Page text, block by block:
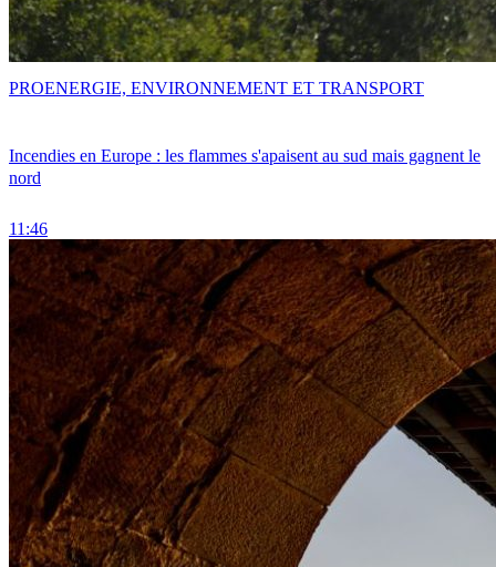
Incendies en Europe : les flammes s'apaisent au sud mais gagnent le
nord
11:46
PROENERGIE, ENVIRONNEMENT ET TRANSPORT